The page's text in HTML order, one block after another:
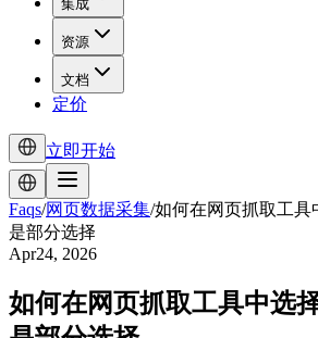
集成
资源
文档
定价
立即开始
Faqs/网页数据采集/如何在网页抓取工具
是部分选择
Apr24, 2026
如何在网页抓取工具中选